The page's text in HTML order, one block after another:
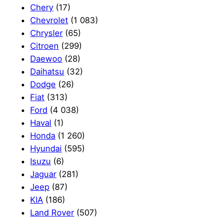
Chery (17)
Chevrolet (1 083)
Chrysler (65)
Citroen (299)
Daewoo (28)
Daihatsu (32)
Dodge (26)
Fiat (313)
Ford (4 038)
Haval (1)
Honda (1 260)
Hyundai (595)
Isuzu (6)
Jaguar (281)
Jeep (87)
KIA (186)
Land Rover (507)